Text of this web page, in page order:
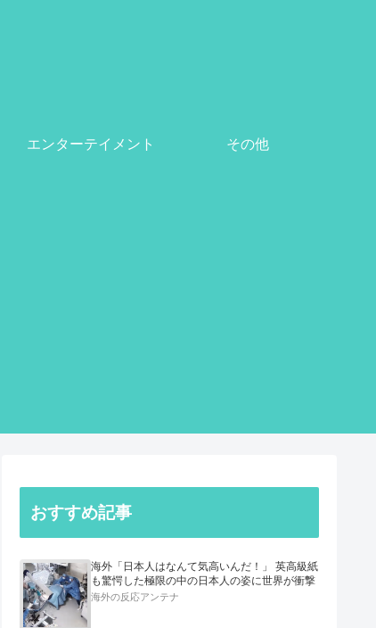
エンターテイメント その他
おすすめ記事
海外「日本人はなんて気高いんだ！」 英高級紙
も驚愕した極限の中の日本人の姿に世界が衝撃
海外の反応アンテナ